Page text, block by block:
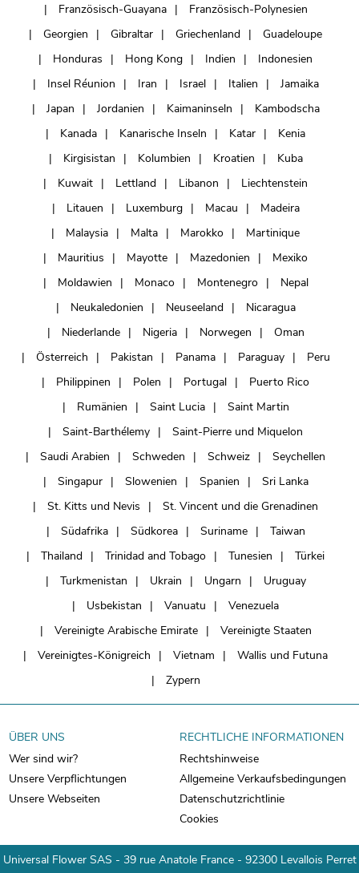
Französisch-Guayana
Französisch-Polynesien
Georgien
Gibraltar Griechenland
Guadeloupe
Honduras
Hong Kong Indien
Indonesien
Insel Réunion
Iran Israel Italien
Jamaika
Japan
Jordanien Kaimaninseln
Kambodscha
Kanada
Kanarische Inseln Katar
Kenia
Kirgisistan
Kolumbien Kroatien
Kuba
Kuwait
Lettland Libanon
Liechtenstein
Litauen
Luxemburg Macau
Madeira
Malaysia
Malta Marokko
Martinique
Mauritius
Mayotte Mazedonien
Mexiko
Moldawien
Monaco Montenegro
Nepal
Neukaledonien
Neuseeland
Nicaragua
Niederlande
Nigeria Norwegen
Oman
Österreich
Pakistan Panama Paraguay
Peru
Philippinen
Polen Portugal
Puerto Rico
Rumänien
Saint Lucia
Saint Martin
Saint-Barthélemy
Saint-Pierre und Miquelon
Saudi Arabien
Schweden Schweiz
Seychellen
Singapur
Slowenien Spanien
Sri Lanka
St. Kitts und Nevis
St. Vincent und die Grenadinen
Südafrika
Südkorea Suriname
Taiwan
Thailand
Trinidad and Tobago Tunesien
Türkei
Turkmenistan
Ukrain Ungarn
Uruguay
Usbekistan
Vanuatu
Venezuela
Vereinigte Arabische Emirate
Vereinigte Staaten
Vereinigtes-Königreich
Vietnam
Wallis und Futuna
Zypern
ÜBER UNS
Wer sind wir?
Unsere Verpflichtungen
Unsere Webseiten
RECHTLICHE INFORMATIONEN
Rechtshinweise
Allgemeine Verkaufsbedingungen
Datenschutzrichtlinie
Cookies
Universal Flower SAS - 39 rue Anatole France - 92300 Levallois Perret